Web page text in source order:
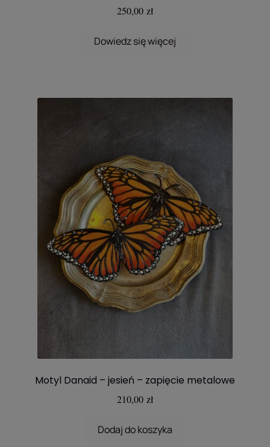
250,00 zł
Dowiedz się więcej
Motyl Danaid – jesień – zapięcie metalowe
210,00 zł
Dodaj do koszyka